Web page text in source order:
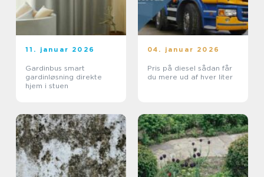
11. januar 2026
Gardinbus smart
gardinløsning direkte
hjem i stuen
04. januar 2026
Pris på diesel sådan får
du mere ud af hver liter